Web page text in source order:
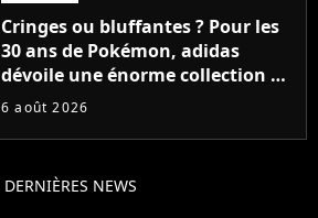
Cringes ou bluffantes ? Pour les
30 ans de Pokémon, adidas
dévoile une énorme collection de
sneakers et je ne sais pas quoi en
6 août 2026
DERNIÈRES NEWS